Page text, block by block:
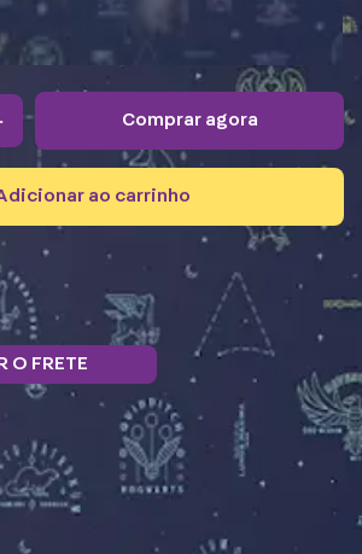
comprar agora
adicionar ao carrinho
O FRETE
no boleto